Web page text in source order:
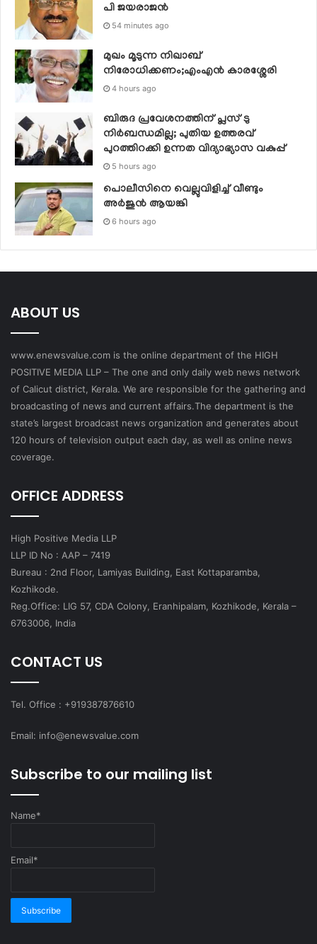
പി ജയരാജന്‍
54 minutes ago
മുഖം മൂടുന്ന നിഖാബ്
നിരോധിക്കണം;എംഎൻ കാരശ്ശേരി
4 hours ago
ബിരുദ പ്രവേശനത്തിന് പ്ലസ് ടു
നിര്‍ബന്ധമില്ല; പുതിയ ഉത്തരവ്
പുറത്തിറക്കി ഉന്നത വിദ്യാഭ്യാസ വകുപ്പ്
5 hours ago
പൊലീസിനെ വെല്ലുവിളിച്ച് വീണ്ടും
അർജുൻ ആയങ്കി
6 hours ago
ABOUT US
www.enewsvalue.com is the online department of the HIGH
POSITIVE MEDIA LLP – The one and only daily web news network
of Calicut district, Kerala. We are responsible for the gathering and
broadcasting of news and current affairs.The department is the
state’s largest broadcast news organization and generates about
120 hours of television output each day, as well as online news
coverage.
OFFICE ADDRESS
High Positive Media LLP
LLP ID No : AAP – 7419
Bureau : 2nd Floor, Lamiyas Building, East Kottaparamba,
Kozhikode.
Reg.Office: LIG 57, CDA Colony, Eranhipalam, Kozhikode, Kerala –
6763006, India
CONTACT US
Tel. Office : +919387876610
Email: info@enewsvalue.com
Subscribe to our mailing list
Name*
Email*